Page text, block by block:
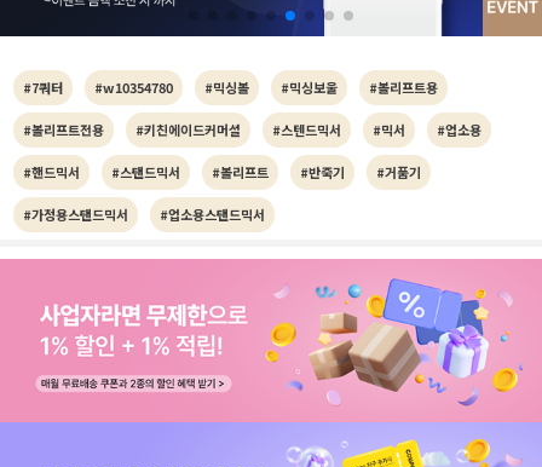
#7쿼터 #w10354780 #믹싱볼 #믹싱보울 #볼리프트용
#볼리프트전용 #키친에이드커머셜 #스텐드믹서 #믹서 #업소용
#핸드믹서 #스탠드믹서 #볼리프트 #반죽기 #거품기
#가정용스탠드믹서 #업소용스탠드믹서